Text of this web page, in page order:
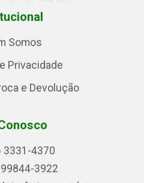
Somos
Privacidade
e Devolução
3331-4370
3922